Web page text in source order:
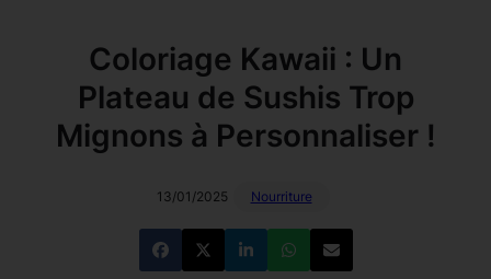
Coloriage Kawaii : Un
Plateau de Sushis Trop
Mignons à Personnaliser !
13/01/2025 Nourriture